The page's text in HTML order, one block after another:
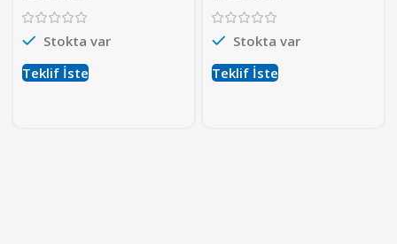
Stokta var
Teklif İste
Stokta var
Teklif İste